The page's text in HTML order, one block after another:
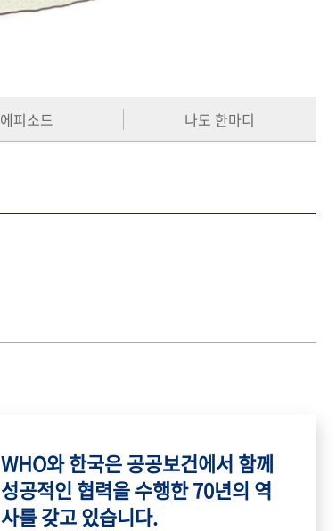
에피소드 나도 한마디
WHO와 한국은 공공보건에서 함께
성공적인 협력을 수행한 70년의 역
사를 갖고 있습니다.